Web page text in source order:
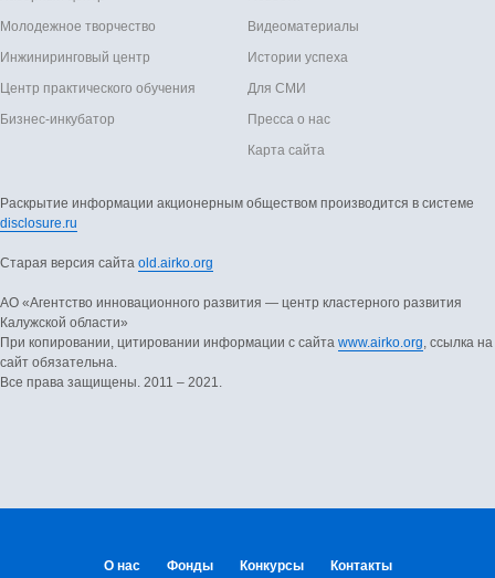
Молодежное творчество
Инжиниринговый центр
Центр практического обучения
Бизнес-инкубатор
Видеоматериалы
Истории успеха
Для СМИ
Пресса о нас
Карта сайта
Раскрытие информации акционерным обществом производится в системе
disclosure.ru
Старая версия сайта old.airko.org
АO «Агентство инновационного развития — центр кластерного развития
Калужской области»
При копировании, цитировании информации с сайта www.airko.org, ссылка на
сайт обязательна.
Все права защищены. 2011 – 2021.
О нас Фонды Конкурсы Контакты